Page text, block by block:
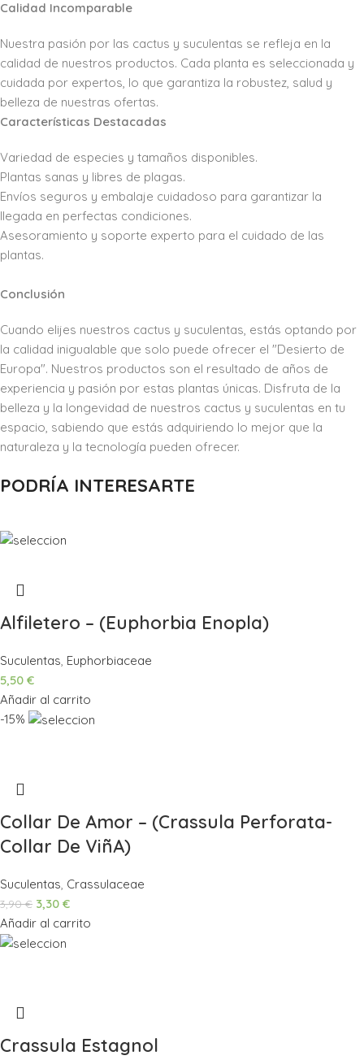
Calidad Incomparable
Nuestra pasión por las cactus y suculentas se refleja en la
calidad de nuestros productos. Cada planta es seleccionada y
cuidada por expertos, lo que garantiza la robustez, salud y
belleza de nuestras ofertas.
Características Destacadas
Variedad de especies y tamaños disponibles.
Plantas sanas y libres de plagas.
Envíos seguros y embalaje cuidadoso para garantizar la
llegada en perfectas condiciones.
Asesoramiento y soporte experto para el cuidado de las
plantas.
Conclusión
Cuando elijes nuestros cactus y suculentas, estás optando por
la calidad inigualable que solo puede ofrecer el "Desierto de
Europa". Nuestros productos son el resultado de años de
experiencia y pasión por estas plantas únicas. Disfruta de la
belleza y la longevidad de nuestros cactus y suculentas en tu
espacio, sabiendo que estás adquiriendo lo mejor que la
naturaleza y la tecnología pueden ofrecer.
PODRÍA INTERESARTE
Alfiletero – (Euphorbia Enopla)
Suculentas Euphorbiaceae
5,50 €
Añadir al carrito
-15%
Collar De Amor – (Crassula Perforata-
Collar De ViñA)
Suculentas, Crassulaceae
3,90€ 3,30 €
Añadir al carrito
Crassula Estagnol